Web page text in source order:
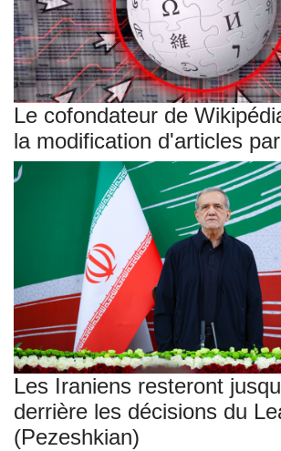
Le cofondateur de
la modification d'articles
Les Iraniens resteront
derrière les décisions du
(Pezeshkian)